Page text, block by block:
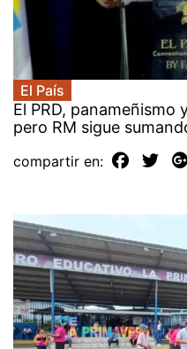
El País
El PRD, panameñismo
pero RM sigue
compartir en: